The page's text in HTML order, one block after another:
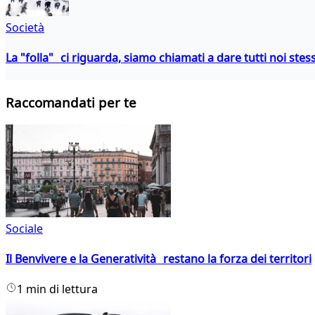
Società
La "folla" ci riguarda, siamo chiamati a dare tutti noi
Raccomandati per te
Sociale
Il Benvivere e la Generatività restano la forza dei territori
1 min di lettura